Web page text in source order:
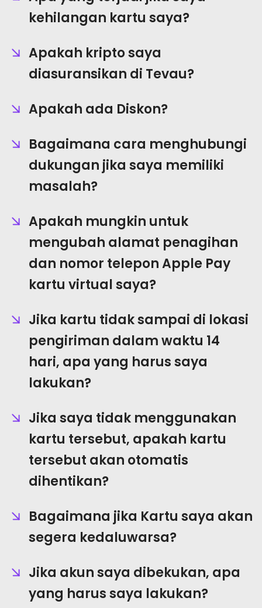
kehilangan kartu saya?
Apakah kripto saya
diasuransikan di Tevau?
Apakah ada Diskon?
Bagaimana cara menghubungi
dukungan jika saya memiliki
masalah?
Apakah mungkin untuk
mengubah alamat penagihan
dan nomor telepon Apple Pay
kartu virtual saya?
Jika kartu tidak sampai di lokasi
pengiriman dalam waktu 14
hari, apa yang harus saya
lakukan?
Jika saya tidak menggunakan
kartu tersebut, apakah kartu
tersebut akan otomatis
dihentikan?
Bagaimana jika Kartu saya akan
segera kedaluwarsa?
Jika akun saya dibekukan, apa
yang harus saya lakukan?